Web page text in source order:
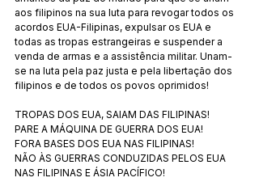
aos filipinos na sua luta para revogar todos os
acordos EUA-Filipinas, expulsar os EUA e
todas as tropas estrangeiras e suspender a
venda de armas e a assistência militar. Unam-
se na luta pela paz justa e pela libertação dos
filipinos e de todos os povos oprimidos!
TROPAS DOS EUA, SAIAM DAS FILIPINAS!
PARE A MÁQUINA DE GUERRA DOS EUA!
FORA BASES DOS EUA NAS FILIPINAS!
NÃO ÀS GUERRAS CONDUZIDAS PELOS EUA
NAS FILIPINAS E ÁSIA PACÍFICO!